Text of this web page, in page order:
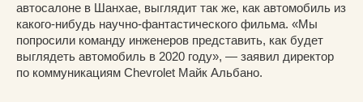
автосалоне в Шанхае, выглядит так же, как автомобиль из
какого-нибудь научно-фантастического фильма. «Мы
попросили команду инженеров представить, как будет
выглядеть автомобиль в 2020 году», — заявил директор
по коммуникациям Chevrolet Майк Альбано.